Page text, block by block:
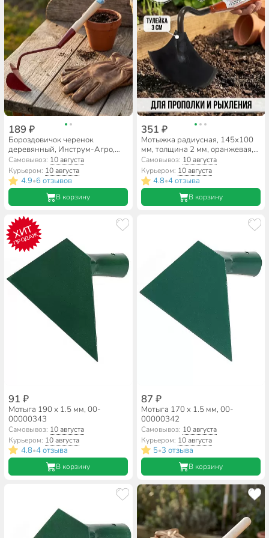
189 ₽
Бороздовичок черенок
деревянный, Инструм-Агро,
010918
Самовывоз: 10 августа
Курьером: 10 августа
4.9•6 отзывов
В корзину
351 ₽
Мотыжка радиусная, 145х100
мм, толщина 2 мм, оранжевая,
Улыбка
Самовывоз: 10 августа
Курьером: 10 августа
4.8•4 отзыва
В корзину
ХИТ
ПРОДАЖ
91 ₽
Мотыга 190 х 1.5 мм, 00-
00000343
Самовывоз: 10 августа
Курьером: 10 августа
4.8•4 отзыва
В корзину
87 ₽
Мотыга 170 х 1.5 мм, 00-
00000342
Самовывоз: 10 августа
Курьером: 10 августа
5•3 отзыва
В корзину